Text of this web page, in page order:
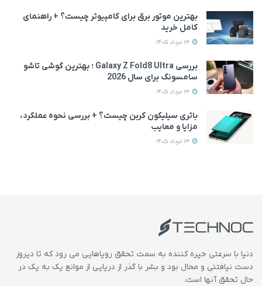
بهترین موتور برق برای کامپیوتر چیست؟ + راهنمای
کامل خرید
بررسی Galaxy Z Fold8 Ultra ؛ بهترین گوشی تاشو
سامسونگ برای سال 2026
باتری سیلیکون کربن چیست؟ + بررسی نحوه عملکرد،
مزایا و معایب
دنیا با سرعتی خیره کننده به سمت تحقق رویاهایی می رود که تا دیروز
دست نیافتنی و محال بود و بشر با گذر از دریایی از موانع یک به یک در
حال تحقق آنها است.